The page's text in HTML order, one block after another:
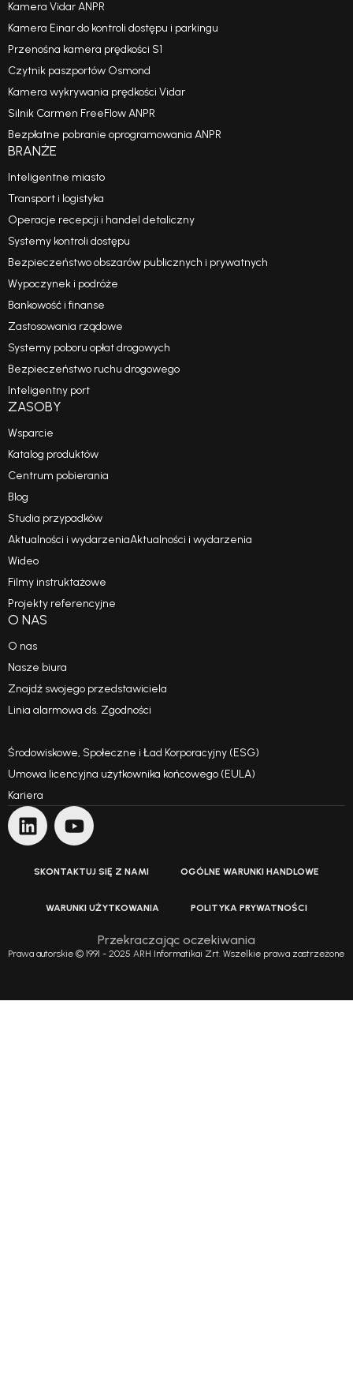
Kamera Vidar ANPR
Kamera Einar do kontroli dostępu i parkingu
Przenośna kamera prędkości S1
Czytnik paszportów Osmond
Kamera wykrywania prędkości Vidar
Silnik Carmen FreeFlow ANPR
Bezpłatne pobranie oprogramowania ANPR
BRANŻE
Inteligentne miasto
Transport i logistyka
Operacje recepcji i handel detaliczny
Systemy kontroli dostępu
Bezpieczeństwo obszarów publicznych i prywatnych
Wypoczynek i podróże
Bankowość i finanse
Zastosowania rządowe
Systemy poboru opłat drogowych
Bezpieczeństwo ruchu drogowego
Inteligentny port
ZASOBY
Wsparcie
Katalog produktów
Centrum pobierania
Blog
Studia przypadków
Aktualności i wydarzeniaAktualności i wydarzenia
Wideo
Filmy instruktażowe
Projekty referencyjne
O NAS
O nas
Nasze biura
Znajdź swojego przedstawiciela
Linia alarmowa ds. Zgodności
Środowiskowe, Społeczne i Ład Korporacyjny (ESG)
Umowa licencyjna użytkownika końcowego (EULA)
Kariera
SKONTAKTUJ SIĘ Z NAMI OGÓLNE WARUNKI HANDLOWE
WARUNKI UŻYTKOWANIA POLITYKA PRYWATNOŚCI
Przekraczając oczekiwania
Prawa autorskie © 1991 - 2025 ARH Informatikai Zrt. Wszelkie prawa zastrzeżone